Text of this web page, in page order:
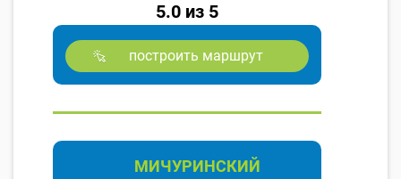
5.0 из 5
построить маршрут
МИЧУРИНСКИЙ